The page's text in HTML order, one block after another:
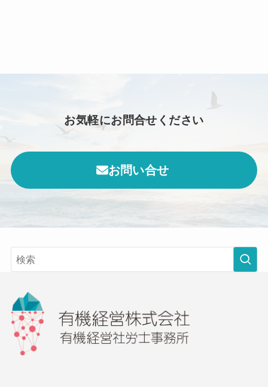
お気軽にお問合せください
お問い合せ